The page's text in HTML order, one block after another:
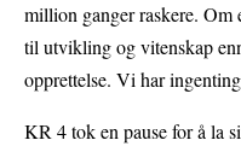
million ganger raskere. Om
til utvikling og vitenskap
opprettelse. Vi har
KR 4 tok en pause for å la